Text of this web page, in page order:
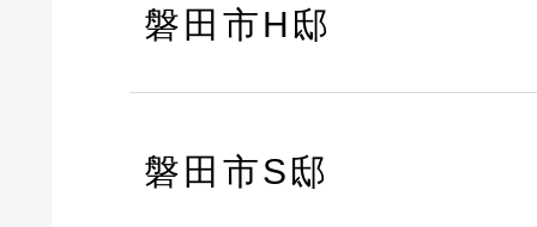
磐田市H邸
磐田市S邸